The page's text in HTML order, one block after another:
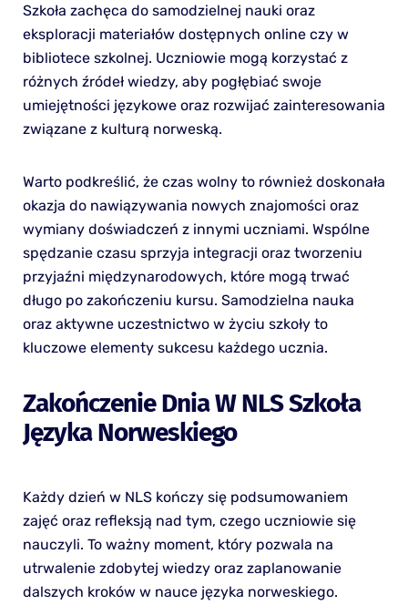
Szkoła zachęca do samodzielnej nauki oraz
eksploracji materiałów dostępnych online czy w
bibliotece szkolnej. Uczniowie mogą korzystać z
różnych źródeł wiedzy, aby pogłębiać swoje
umiejętności językowe oraz rozwijać zainteresowania
związane z kulturą norweską.
Warto podkreślić, że czas wolny to również doskonała
okazja do nawiązywania nowych znajomości oraz
wymiany doświadczeń z innymi uczniami. Wspólne
spędzanie czasu sprzyja integracji oraz tworzeniu
przyjaźni międzynarodowych, które mogą trwać
długo po zakończeniu kursu. Samodzielna nauka
oraz aktywne uczestnictwo w życiu szkoły to
kluczowe elementy sukcesu każdego ucznia.
Zakończenie Dnia W NLS Szkoła
Języka Norweskiego
Każdy dzień w NLS kończy się podsumowaniem
zajęć oraz refleksją nad tym, czego uczniowie się
nauczyli. To ważny moment, który pozwala na
utrwalenie zdobytej wiedzy oraz zaplanowanie
dalszych kroków w nauce języka norweskiego.